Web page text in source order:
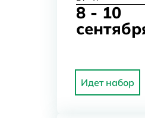
8 - 10
Идет набор